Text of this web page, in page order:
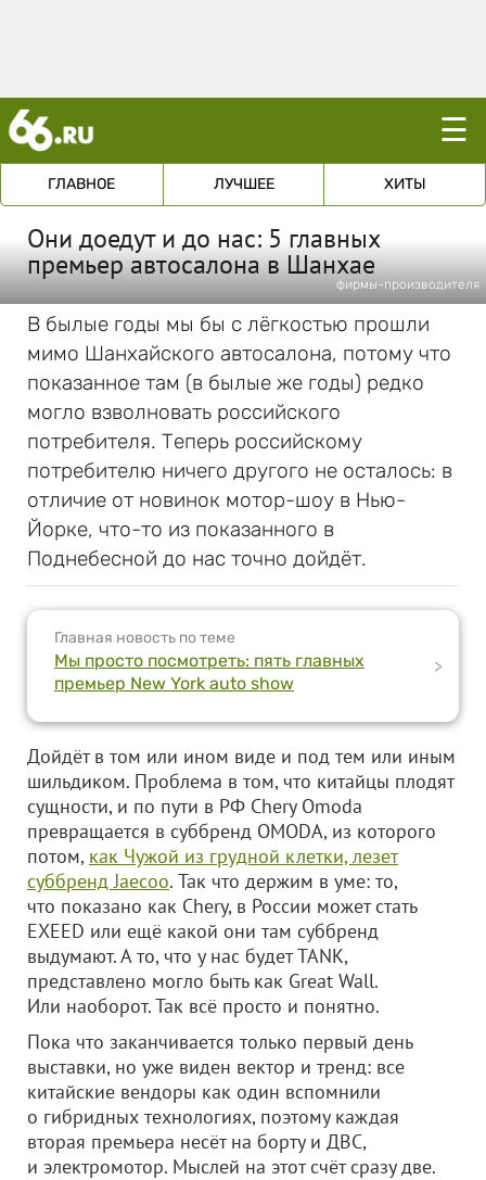
☰
ГЛАВНОЕ ЛУЧШЕЕ ХИТЫ
Они доедут и до нас: 5 главных
премьер автосалона в Шанхае
фирмы-производителя
В былые годы мы бы с лёгкостью прошли
мимо Шанхайского автосалона, потому что
показанное там (в былые же годы) редко
могло взволновать российского
потребителя. Теперь российскому
потребителю ничего другого не осталось: в
отличие от новинок мотор-шоу в Нью-
Йорке, что-то из показанного в
Поднебесной до нас точно дойдёт.
Главная новость по теме
Мы просто посмотреть: пять главных
премьер New York auto show
>
Дойдёт в том или ином виде и под тем или иным
шильдиком. Проблема в том, что китайцы плодят
сущности, и по пути в РФ Chery Omoda
превращается в суббренд OMODA, из которого
потом, как Чужой из грудной клетки, лезет
суббренд Jaecoo. Так что держим в уме: то,
что показано как Chery, в России может стать
EXEED или ещё какой они там суббренд
выдумают. А то, что у нас будет TANK,
представлено могло быть как Great Wall.
Или наоборот. Так всё просто и понятно.
Пока что заканчивается только первый день
выставки, но уже виден вектор и тренд: все
китайские вендоры как один вспомнили
о гибридных технологиях, поэтому каждая
вторая премьера несёт на борту и ДВС,
и электромотор. Мыслей на этот счёт сразу две.